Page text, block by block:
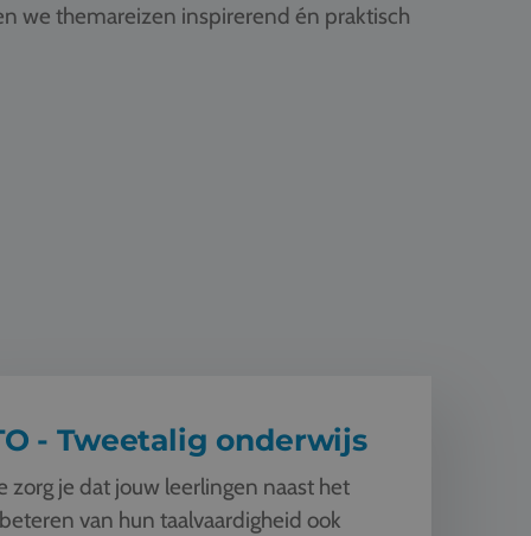
we themareizen inspirerend én praktisch
- Tweetalig onderwijs
zorg je dat jouw leerlingen naast het
van hun taalvaardigheid ook